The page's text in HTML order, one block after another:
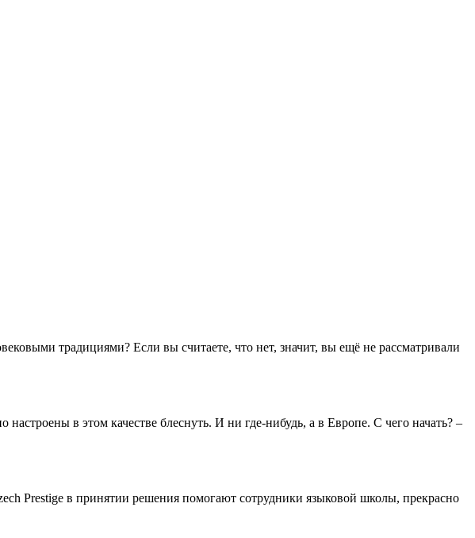
традициями? Если вы считаете, что нет, значит, вы ещё не рассматривали
настроены в этом качестве блеснуть. И ни где-нибудь, а в Европе. С чего начать? –
Prestige в принятии решения помогают сотрудники языковой школы, прекрасно